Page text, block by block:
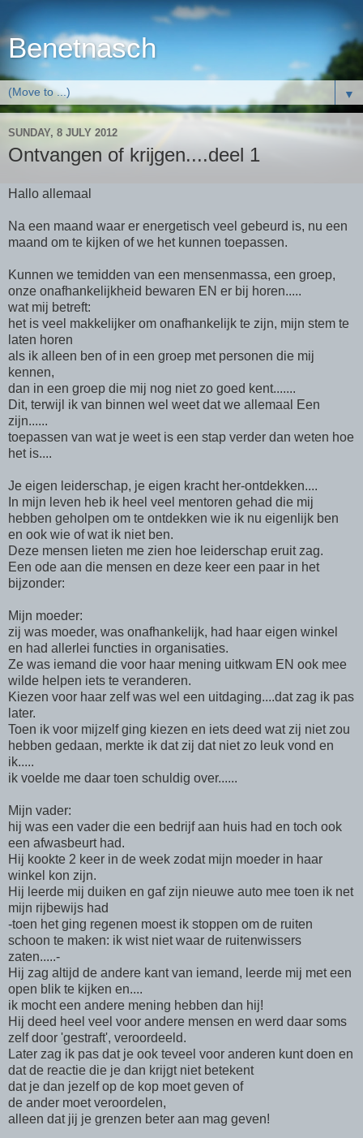
Benetnasch
▼
SUNDAY, 8 JULY 2012
Ontvangen of krijgen....deel 1
Hallo allemaal
Na een maand waar er energetisch veel gebeurd is, nu een
maand om te kijken of we het kunnen toepassen.
Kunnen we temidden van een mensenmassa, een groep,
onze onafhankelijkheid bewaren EN er bij horen.....
wat mij betreft:
het is veel makkelijker om onafhankelijk te zijn, mijn stem te
laten horen
als ik alleen ben of in een groep met personen die mij
kennen,
dan in een groep die mij nog niet zo goed kent.......
Dit, terwijl ik van binnen wel weet dat we allemaal Een
zijn......
toepassen van wat je weet is een stap verder dan weten hoe
het is....
Je eigen leiderschap, je eigen kracht her-ontdekken....
In mijn leven heb ik heel veel mentoren gehad die mij
hebben geholpen om te ontdekken wie ik nu eigenlijk ben
en ook wie of wat ik niet ben.
Deze mensen lieten me zien hoe leiderschap eruit zag.
Een ode aan die mensen en deze keer een paar in het
bijzonder:
Mijn moeder:
zij was moeder, was onafhankelijk, had haar eigen winkel
en had allerlei functies in organisaties.
Ze was iemand die voor haar mening uitkwam EN ook mee
wilde helpen iets te veranderen.
Kiezen voor haar zelf was wel een uitdaging....dat zag ik pas
later.
Toen ik voor mijzelf ging kiezen en iets deed wat zij niet zou
hebben gedaan, merkte ik dat zij dat niet zo leuk vond en
ik.....
ik voelde me daar toen schuldig over......
Mijn vader:
hij was een vader die een bedrijf aan huis had en toch ook
een afwasbeurt had.
Hij kookte 2 keer in de week zodat mijn moeder in haar
winkel kon zijn.
Hij leerde mij duiken en gaf zijn nieuwe auto mee toen ik net
mijn rijbewijs had
-toen het ging regenen moest ik stoppen om de ruiten
schoon te maken: ik wist niet waar de ruitenwissers
zaten.....-
Hij zag altijd de andere kant van iemand, leerde mij met een
open blik te kijken en....
ik mocht een andere mening hebben dan hij!
Hij deed heel veel voor andere mensen en werd daar soms
zelf door 'gestraft', veroordeeld.
Later zag ik pas dat je ook teveel voor anderen kunt doen en
dat de reactie die je dan krijgt niet betekent
dat je dan jezelf op de kop moet geven of
de ander moet veroordelen,
alleen dat jij je grenzen beter aan mag geven!